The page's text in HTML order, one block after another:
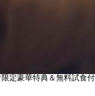
定豪華特典＆無料試食付